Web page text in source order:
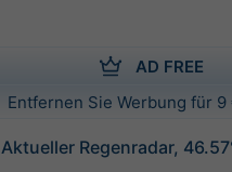
AD FREE
Entfernen Sie Werbung für
Aktueller Regenradar,